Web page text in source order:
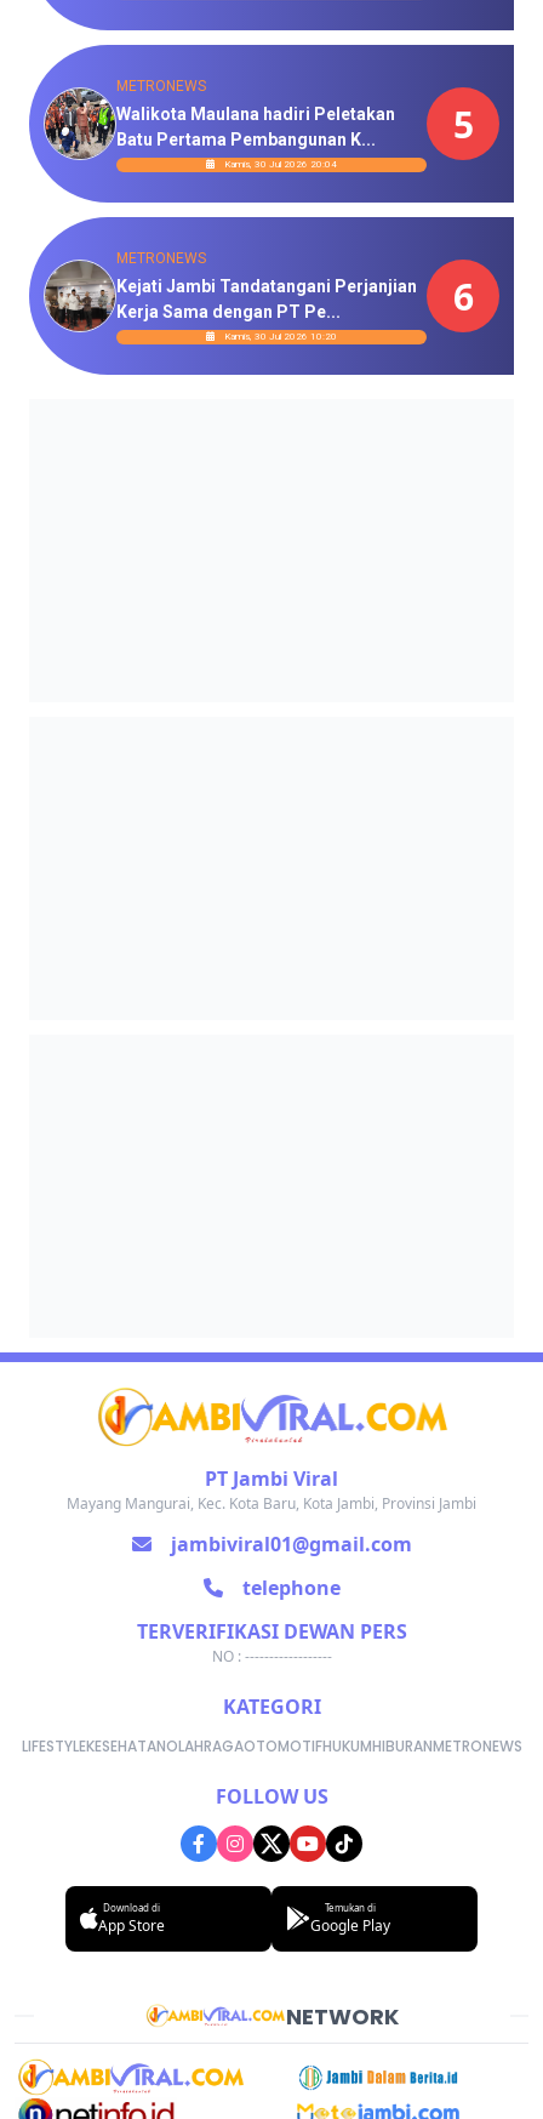
METRONEWS
Walikota Maulana hadiri Peletakan
Batu Pertama Pembangunan K...
Kamis, 30 Jul 2026 20:04
5
METRONEWS
Kejati Jambi Tandatangani Perjanjian
Kerja Sama dengan PT Pe...
Kamis, 30 Jul 2026 10:20
6
PT Jambi Viral
Mayang Mangurai, Kec. Kota Baru, Kota Jambi, Provinsi Jambi
jambiviral01@gmail.com
telephone
TERVERIFIKASI DEWAN PERS
NO : ------------------
KATEGORI
LIFESTYLEKESEHATANOLAHRAGAOTOMOTIFHUKUMHIBURANMETRONEWS
FOLLOW US
Download di
App Store
Temukan di
Google Play
NETWORK